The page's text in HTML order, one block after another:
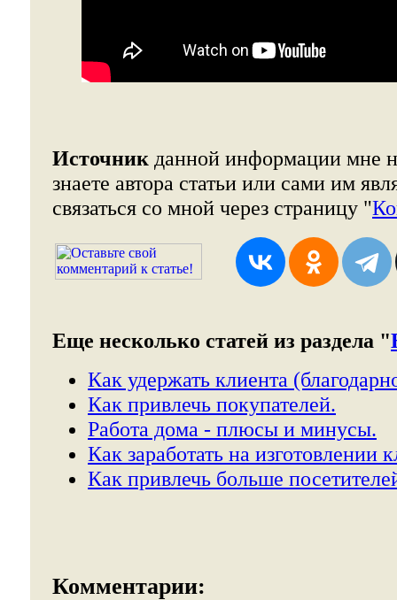
Источник данной информации мне
знаете автора статьи или сами им
связаться со мной через страницу "
Еще несколько статей из раздела "
Как удержать клиента
Как привлечь покупателей.
Работа дома - плюсы и минусы.
Как заработать на изготовлении
Как привлечь больше
Комментарии: